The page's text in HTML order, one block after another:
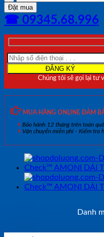
DỊCH
CHUẨN
CAL
Check™
SẮT
DẢI
THẤP
và
HANNA
HI97741-
11
Đặt mua
☎ 09345.68.996
Chúng tôi sẽ gọi lại tư
MUA HÀNG ONLINE ĐẢM
Bảo hành 12 tháng trên toàn
Vận chuyển miễn phí - Kiểm tra
Danh